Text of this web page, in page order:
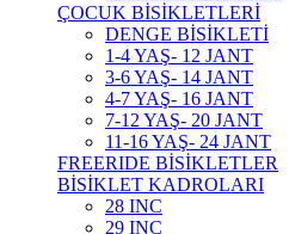
ÇOCUK BİSİKLETLERİ
DENGE BİSİKLETİ
1-4 YAŞ- 12 JANT
3-6 YAŞ- 14 JANT
4-7 YAŞ- 16 JANT
7-12 YAŞ- 20 JANT
11-16 YAŞ- 24 JANT
FREERIDE BİSİKLETLER
BİSİKLET KADROLARI
28 INC
29 INC